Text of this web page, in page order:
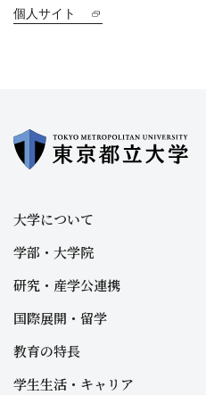
個人サイト
大学について
学部・大学院
研究・産学公連携
国際展開・留学
教育の特長
学生生活・キャリア